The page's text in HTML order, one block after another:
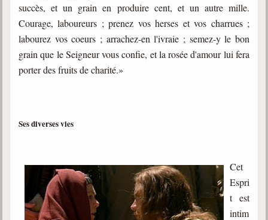
succès, et un grain en produire cent, et un autre mille.
Courage, laboureurs ; prenez vos herses et vos charrues ;
labourez vos coeurs ; arrachez-en l'ivraie ; semez-y le bon
grain que le Seigneur vous confie, et la rosée d'amour lui fera
porter des fruits de charité.»
Ses diverses vies
Cet
Espri
t est
intim